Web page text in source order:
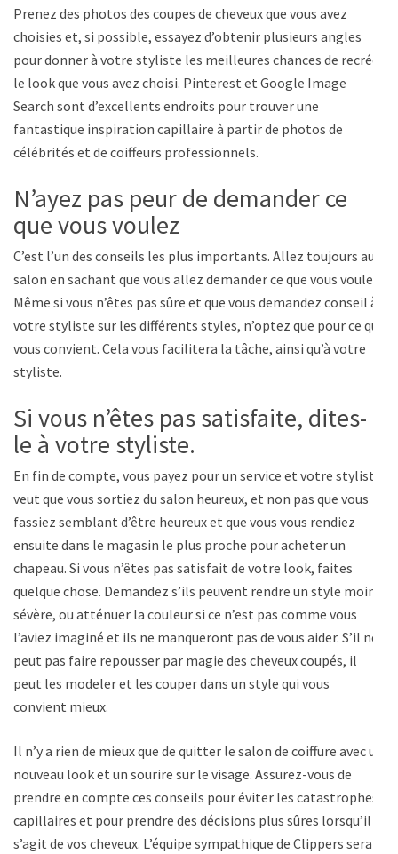
Prenez des photos des coupes de cheveux que vous avez
choisies et, si possible, essayez d’obtenir plusieurs angles
pour donner à votre styliste les meilleures chances de recréer
le look que vous avez choisi. Pinterest et Google Image
Search sont d’excellents endroits pour trouver une
fantastique inspiration capillaire à partir de photos de
célébrités et de coiffeurs professionnels.
N’ayez pas peur de demander ce
que vous voulez
C’est l’un des conseils les plus importants. Allez toujours au
salon en sachant que vous allez demander ce que vous voulez.
Même si vous n’êtes pas sûre et que vous demandez conseil à
votre styliste sur les différents styles, n’optez que pour ce qui
vous convient. Cela vous facilitera la tâche, ainsi qu’à votre
styliste.
Si vous n’êtes pas satisfaite, dites-
le à votre styliste.
En fin de compte, vous payez pour un service et votre styliste
veut que vous sortiez du salon heureux, et non pas que vous
fassiez semblant d’être heureux et que vous vous rendiez
ensuite dans le magasin le plus proche pour acheter un
chapeau. Si vous n’êtes pas satisfait de votre look, faites
quelque chose. Demandez s’ils peuvent rendre un style moins
sévère, ou atténuer la couleur si ce n’est pas comme vous
l’aviez imaginé et ils ne manqueront pas de vous aider. S’il ne
peut pas faire repousser par magie des cheveux coupés, il
peut les modeler et les couper dans un style qui vous
convient mieux.
Il n’y a rien de mieux que de quitter le salon de coiffure avec un
nouveau look et un sourire sur le visage. Assurez-vous de
prendre en compte ces conseils pour éviter les catastrophes
capillaires et pour prendre des décisions plus sûres lorsqu’il
s’agit de vos cheveux. L’équipe sympathique de Clippers sera